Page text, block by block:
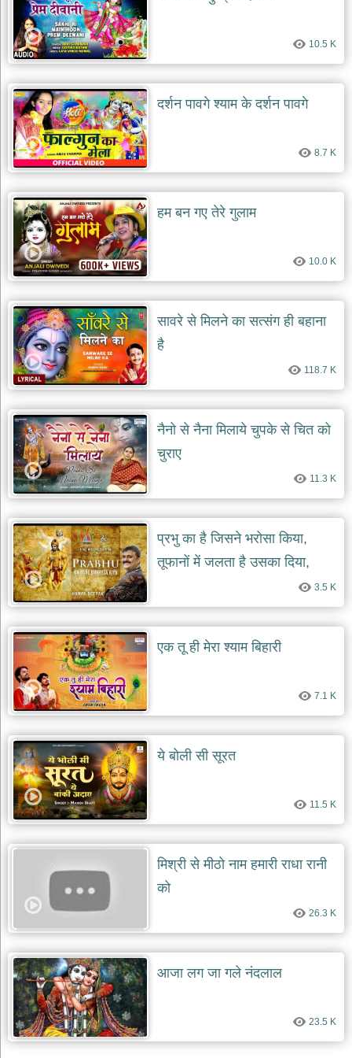
10.5 K
दर्शन पावगे श्याम के दर्शन पावगे
8.7 K
हम बन गए तेरे गुलाम
10.0 K
सावरे से मिलने का सत्संग ही बहाना
है
118.7 K
नैनो से नैना मिलाये चुपके से चित को
चुराए
11.3 K
प्रभु का है जिसने भरोसा किया,
तूफानों में जलता है उसका दिया,
3.5 K
एक तू ही मेरा श्याम बिहारी
7.1 K
ये बोली सी सूरत
11.5 K
मिश्री से मीठो नाम हमारी राधा रानी
को
26.3 K
आजा लग जा गले नंदलाल
23.5 K